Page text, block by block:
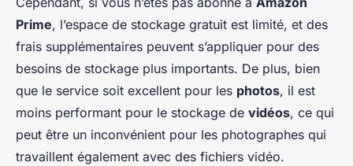
Prime, l’espace de stockage gratuit est limité, et des
frais supplémentaires peuvent s’appliquer pour des
besoins de stockage plus importants. De plus, bien
que le service soit excellent pour les photos, il est
moins performant pour le stockage de vidéos, ce qui
peut être un inconvénient pour les photographes qui
travaillent également avec des fichiers vidéo.